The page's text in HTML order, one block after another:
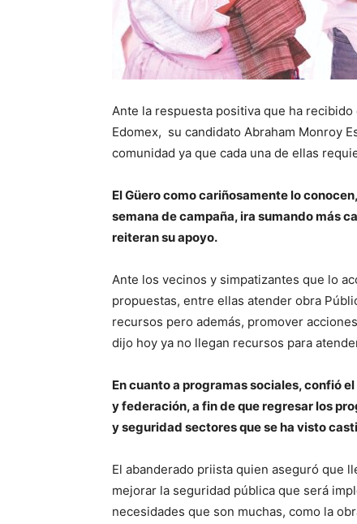
Ante la respuesta positiva que ha
Edomex, su candidato Abraham Monroy
comunidad ya que cada una de ellas
El Güero como cariñosamente lo
semana de campaña, ira sumando más
reiteran su apoyo.
Ante los vecinos y simpatizantes que lo
propuestas, entre ellas atender obra
recursos pero además, promover
dijo hoy ya no llegan recursos para
En cuanto a programas sociales, confió
y federación, a fin de que regresar los
y seguridad sectores que se ha visto
El abanderado priista quien aseguró que
mejorar la seguridad pública que será
necesidades que son muchas, como la